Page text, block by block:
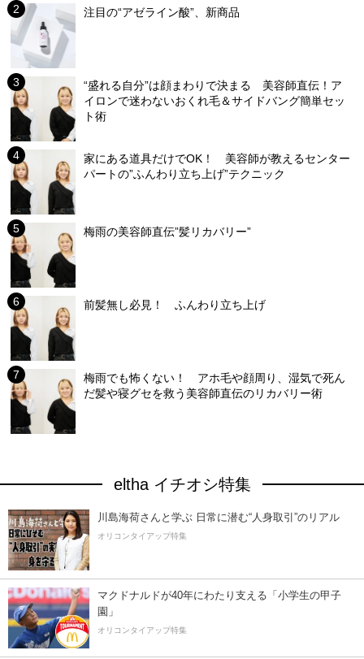
注目の“アゼライン酸”、新商品
“盛れる自分”は顔まわりで決まる 美容師直伝！ア
イロンで迷わないおくれ毛＆サイドバング簡単セッ
ト術
家にある道具だけでOK！ 美容師が教えるセンター
パートの”ふんわり立ち上げ”テクニック
梅雨の美容師直伝”髪リカバリー”
前髪無し必見！ ふんわり立ち上げ
梅雨でも怖くない！ アホ毛や顔周り、湿気で死ん
だ髪や寝グセを救う美容師直伝のリカバリー術
eltha イチオシ特集
川島海荷さんと学ぶ 日常に潜む“人身取引”のリアル
オリコンタイアップ特集
マクドナルドが40年にわたり支える「小学生の甲子
園」
オリコンタイアップ特集